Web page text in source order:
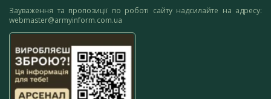
Зауваження та пропозиції по роботі сайту надсилайте на адресу:
webmaster@armyinform.com.ua